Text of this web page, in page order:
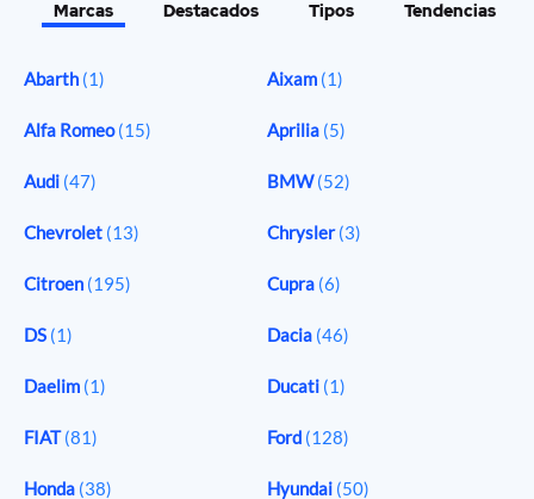
Marcas Destacados Tipos Tendencias
Abarth (1) Aixam (1)
Alfa Romeo(15) Aprilia (5)
Audi (47) BMW(52)
Chevrolet (13) Chrysler(3)
Citroen (195) Cupra (6)
DS (1) Dacia (46)
Daelim (1) Ducati (1)
FIAT(81) Ford (128)
Honda (38) Hyundai (50)